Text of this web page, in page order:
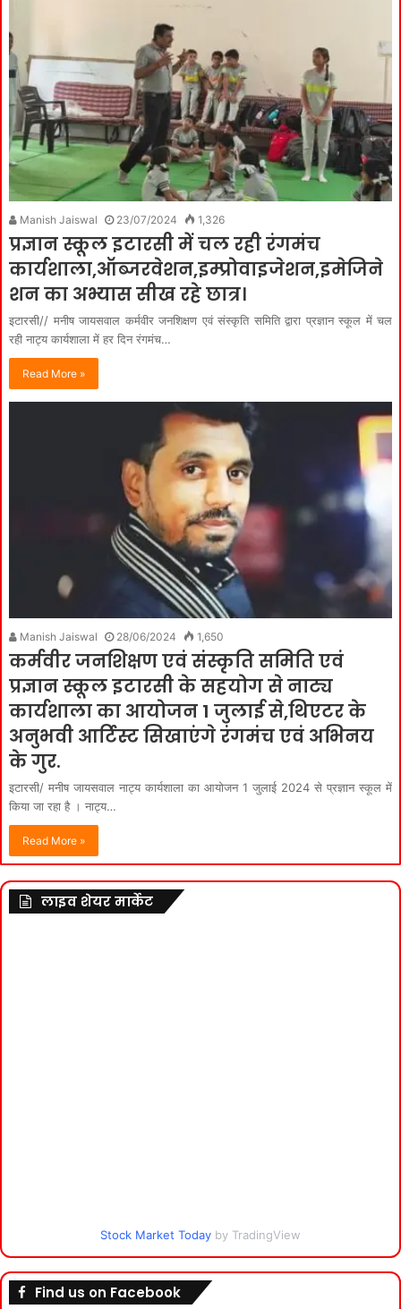
Manish Jaiswal 23/07/2024 1,326
प्रज्ञान स्कूल इटारसी में चल रही रंगमंच
कार्यशाला,ऑब्जरवेशन,इम्प्रोवाइजेशन,इमेजिने
शन का अभ्यास सीख रहे छात्र।
इटारसी// मनीष जायसवाल कर्मवीर जनशिक्षण एवं संस्कृति समिति द्वारा प्रज्ञान स्कूल में चल
रही नाट्य कार्यशाला में हर दिन रंगमंच…
Read More »
Manish Jaiswal 28/06/2024 1,650
कर्मवीर जनशिक्षण एवं संस्कृति समिति एवं
प्रज्ञान स्कूल इटारसी के सहयोग से नाट्य
कार्यशाला का आयोजन 1 जुलाई से,थिएटर के
अनुभवी आर्टिस्ट सिखाएंगे रंगमंच एवं अभिनय
के गुर.
इटारसी/ मनीष जायसवाल नाट्य कार्यशाला का आयोजन 1 जुलाई 2024 से प्रज्ञान स्कूल में
किया जा रहा है । नाट्य…
Read More »
लाइव शेयर मार्केट
Stock Market Today by TradingView
Find us on Facebook